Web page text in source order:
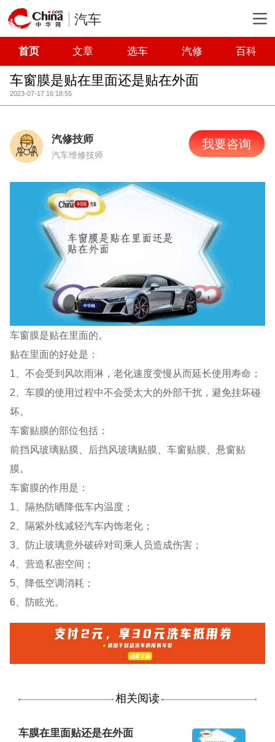
汽车
首页 文章 选车 汽修 百科
车窗膜是贴在里面还是贴在外面
2023-07-17 16:18:55
汽修技师
汽车维修技师
我要咨询
车窗膜是贴在里面的。
贴在里面的好处是：
1、不会受到风吹雨淋，老化速度变慢从而延长使用寿命；
2、车膜的使用过程中不会受太大的外部干扰，避免挂坏碰
坏。
车窗贴膜的部位包括：
前挡风玻璃贴膜、后挡风玻璃贴膜、车窗贴膜、悬窗贴
膜。
车窗膜的作用是：
1、隔热防晒降低车内温度；
2、隔紫外线减轻汽车内饰老化；
3、防止玻璃意外破碎对司乘人员造成伤害；
4、营造私密空间；
5、降低空调消耗；
6、防眩光。
相关阅读
车膜在里面贴还是在外面